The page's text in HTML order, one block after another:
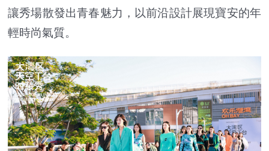
讓秀場散發出青春魅力，以前沿設計展現寶安的年
輕時尚氣質。